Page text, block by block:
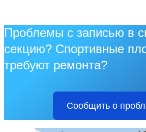
Проблемы с записью в
секцию? Спортивные
требуют ремонта?
Сообщить о